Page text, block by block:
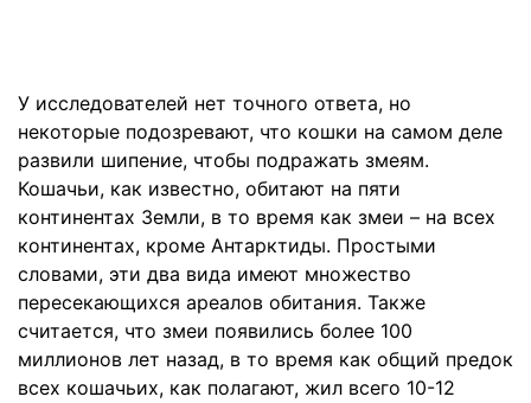
У исследователей нет точного ответа, но
некоторые подозревают, что кошки на самом деле
развили шипение, чтобы подражать змеям.
Кошачьи, как известно, обитают на пяти
континентах Земли, в то время как змеи – на всех
континентах, кроме Антарктиды. Простыми
словами, эти два вида имеют множество
пересекающихся ареалов обитания. Также
считается, что змеи появились более 100
миллионов лет назад, в то время как общий предок
всех кошачьих, как полагают, жил всего 10-12